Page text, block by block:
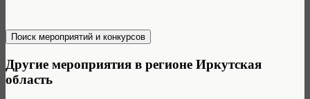
Другие мероприятия в регионе Иркутская
область